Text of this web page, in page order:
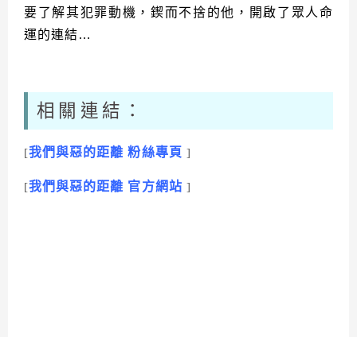
要了解其犯罪動機，鍥而不捨的他，開啟了眾人命
運的連結…
相關連結：
[我們與惡的距離 粉絲專頁 ]
[我們與惡的距離 官方網站 ]